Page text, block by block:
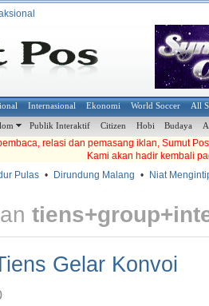
Internasional Ekonomi World Soccer All
Publik Interaktif Citizen Hobi Budaya
relasi dan pemasang iklan, Sumut
Kami akan hadir kembali
Pulas • Dirundung Malang • Niat
Gelar Konvoi